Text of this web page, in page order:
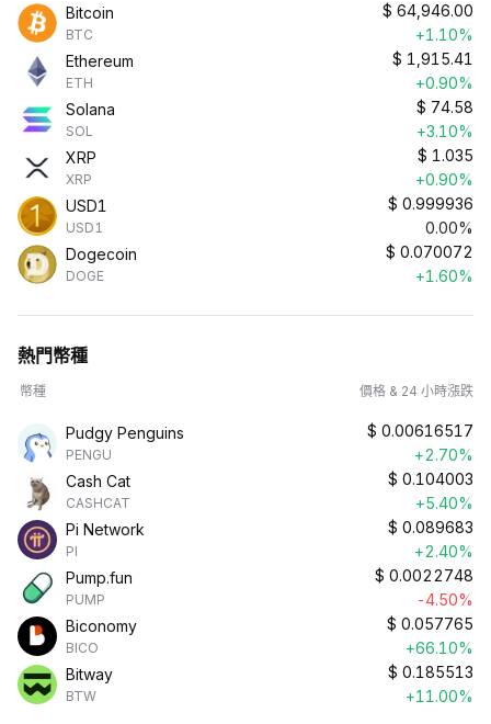
Bitcoin
BTC
$ 64,946.00
+1.10%
Ethereum
ETH
$ 1,915.41
+0.90%
Solana
SOL
$ 74.58
+3.10%
XRP
XRP
$ 1.035
+0.90%
USD1
USD1
$ 0.999936
0.00%
Dogecoin
DOGE
$ 0.070072
+1.60%
熱門幣種
幣種 價格 & 24 小時漲跌
Pudgy Penguins
PENGU
$ 0.00616517
+2.70%
Cash Cat
CASHCAT
$ 0.104003
+5.40%
Pi Network
PI
$ 0.089683
+2.40%
Pump.fun
PUMP
$ 0.0022748
-4.50%
Biconomy
BICO
$ 0.057765
+66.10%
Bitway
BTW
$ 0.185513
+11.00%